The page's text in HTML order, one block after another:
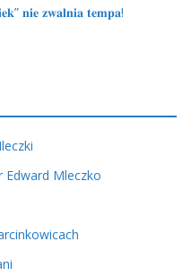
𝐧𝐢𝐞 𝐳𝐰𝐚𝐥𝐧𝐢𝐚 𝐭𝐞𝐦𝐩𝐚!
Edward Mleczko